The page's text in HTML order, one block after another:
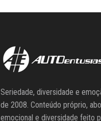
Seriedade, diversidade e
de 2008. Conteúdo próprio,
emocional e diversidade feito